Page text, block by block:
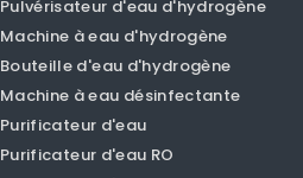
Purificateur d'air de bureau
Purificateur d'air humidificateur
Purificateur d'air ionique négatif